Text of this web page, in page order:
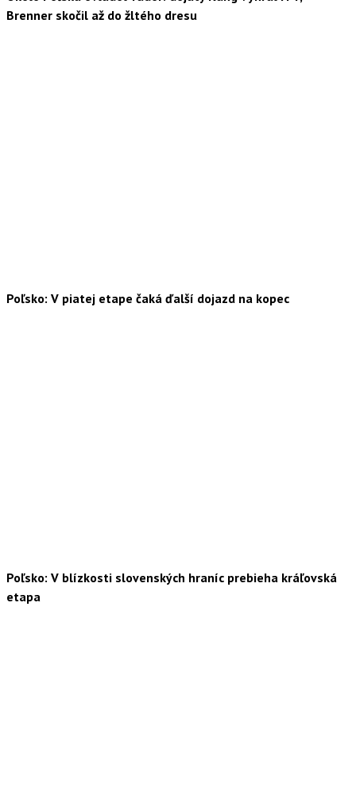
Brenner skočil až do žltého dresu
Poľsko: V piatej etape čaká ďalší dojazd na kopec
Poľsko: V blízkosti slovenských hraníc prebieha kráľovská
etapa